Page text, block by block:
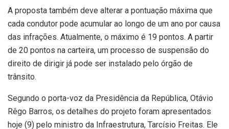
A proposta também deve alterar a pontuação máxima que
cada condutor pode acumular ao longo de um ano por causa
das infrações. Atualmente, o máximo é 19 pontos. A partir
de 20 pontos na carteira, um processo de suspensão do
direito de dirigir já pode ser instalado pelo órgão de
trânsito.
Segundo o porta-voz da Presidência da República, Otávio
Rêgo Barros, os detalhes do projeto foram apresentados
hoje (9) pelo ministro da Infraestrutura, Tarcísio Freitas. Ele